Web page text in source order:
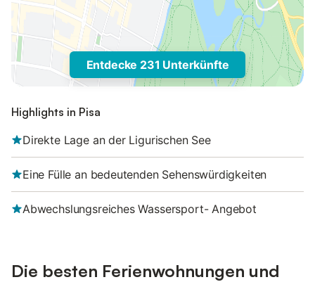
Entdecke 231 Unterkünfte
Highlights in Pisa
Direkte Lage an der Ligurischen See
Eine Fülle an bedeutenden Sehenswürdigkeiten
Abwechslungsreiches Wassersport- Angebot
Die besten Ferienwohnungen und